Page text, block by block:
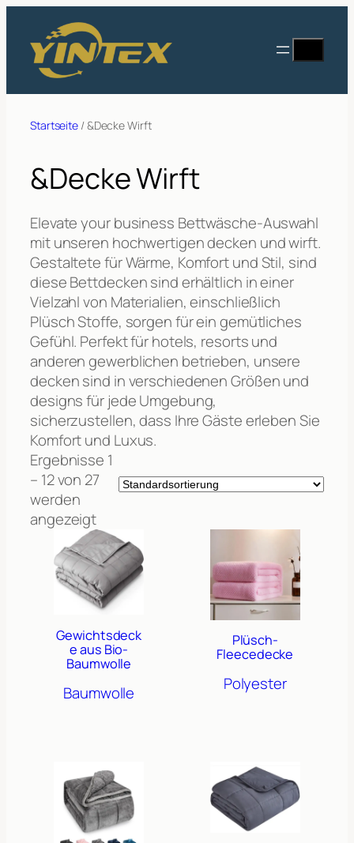
springen
Startseite / &Decke Wirft
&Decke Wirft
Elevate your business Bettwäsche-Auswahl
mit unseren hochwertigen decken und wirft.
Gestaltete für Wärme, Komfort und Stil, sind
diese Bettdecken sind erhältlich in einer
Vielzahl von Materialien, einschließlich
Plüsch Stoffe, sorgen für ein gemütliches
Gefühl. Perfekt für hotels, resorts und
anderen gewerblichen betrieben, unsere
decken sind in verschiedenen Größen und
designs für jede Umgebung,
sicherzustellen, dass Ihre Gäste erleben Sie
Komfort und Luxus.
Ergebnisse 1
– 12 von 27
werden
angezeigt
Gewichtsdeck
e aus Bio-
Baumwolle
Baumwolle
Plüsch-
Fleecedecke
Polyester